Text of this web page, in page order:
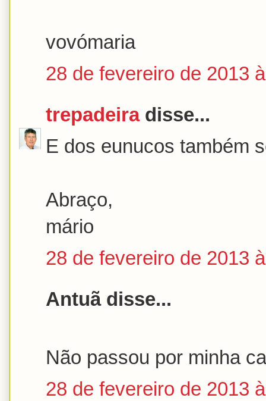
vovómaria
28 de fevereiro de 2013
trepadeiradisse...
E dos eunucos também
Abraço,
mário
28 de fevereiro de 2013
Antuã disse...
Não passou por minha
28 de fevereiro de 2013